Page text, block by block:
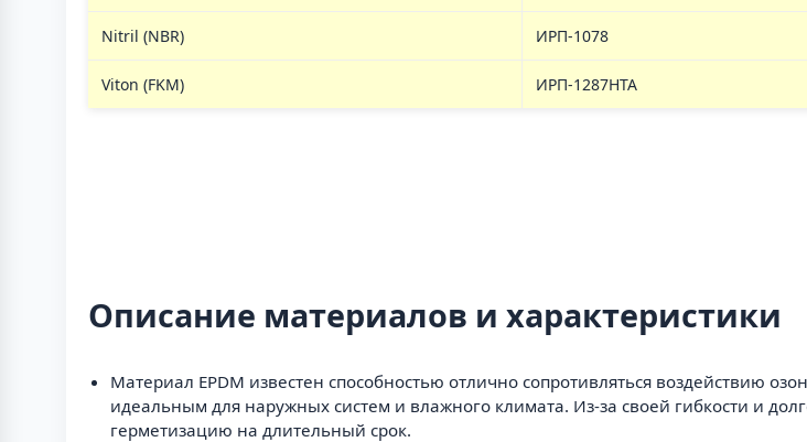
Nitril (NBR) ИРП-1078
Viton (FKM) ИРП-1287НТА
Описание материалов и характеристики
Материал EPDM известен способностью отлично сопротивляться воздействию
идеальным для наружных систем и влажного климата. Из-за своей гибкости и
герметизацию на длительный срок.